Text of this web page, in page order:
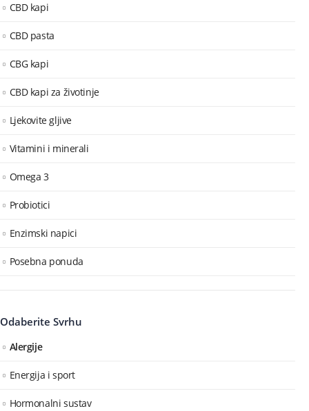
CBD kapi
CBD pasta
CBG kapi
CBD kapi za životinje
Ljekovite gljive
Vitamini i minerali
Omega 3
Probiotici
Enzimski napici
Posebna ponuda
Odaberite Svrhu
Alergije
Energija i sport
Hormonalni sustav